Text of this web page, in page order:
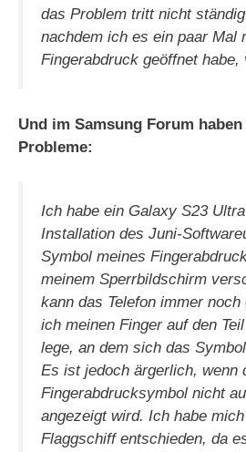
das Problem tritt nicht
nachdem ich es ein paar Mal
Fingerabdruck geöffnet habe,
Und im Samsung Forum
Probleme:
Ich habe ein Galaxy S23
Installation des Juni-
Symbol meines
meinem Sperrbildschirm
kann das Telefon immer
ich meinen Finger auf den
lege, an dem sich das
Es ist jedoch ärgerlich, wenn
Fingerabdrucksymbol nicht
angezeigt wird. Ich habe
Flaggschiff entschieden, da